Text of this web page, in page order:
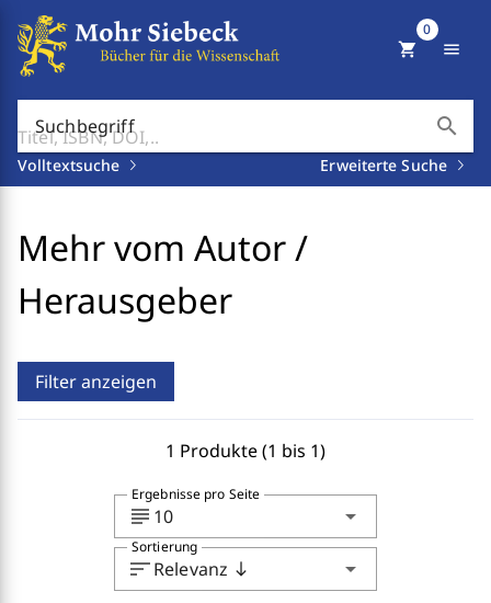
Suchbegriff search
Volltextsuche Erweiterte Suche
shopping_cart
0
menu
Mehr vom Autor /
Herausgeber
Filter anzeigen
1 Produkte (1 bis 1)
subject 10 arrow_drop_down
Ergebnisse pro Seite
sortRelevanz south arrow_drop_down
Sortierung